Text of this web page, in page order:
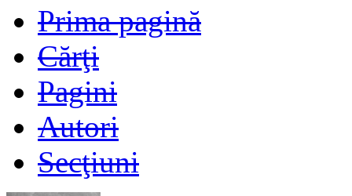
Prima pagină
Cărţi
Pagini
Autori
Secţiuni